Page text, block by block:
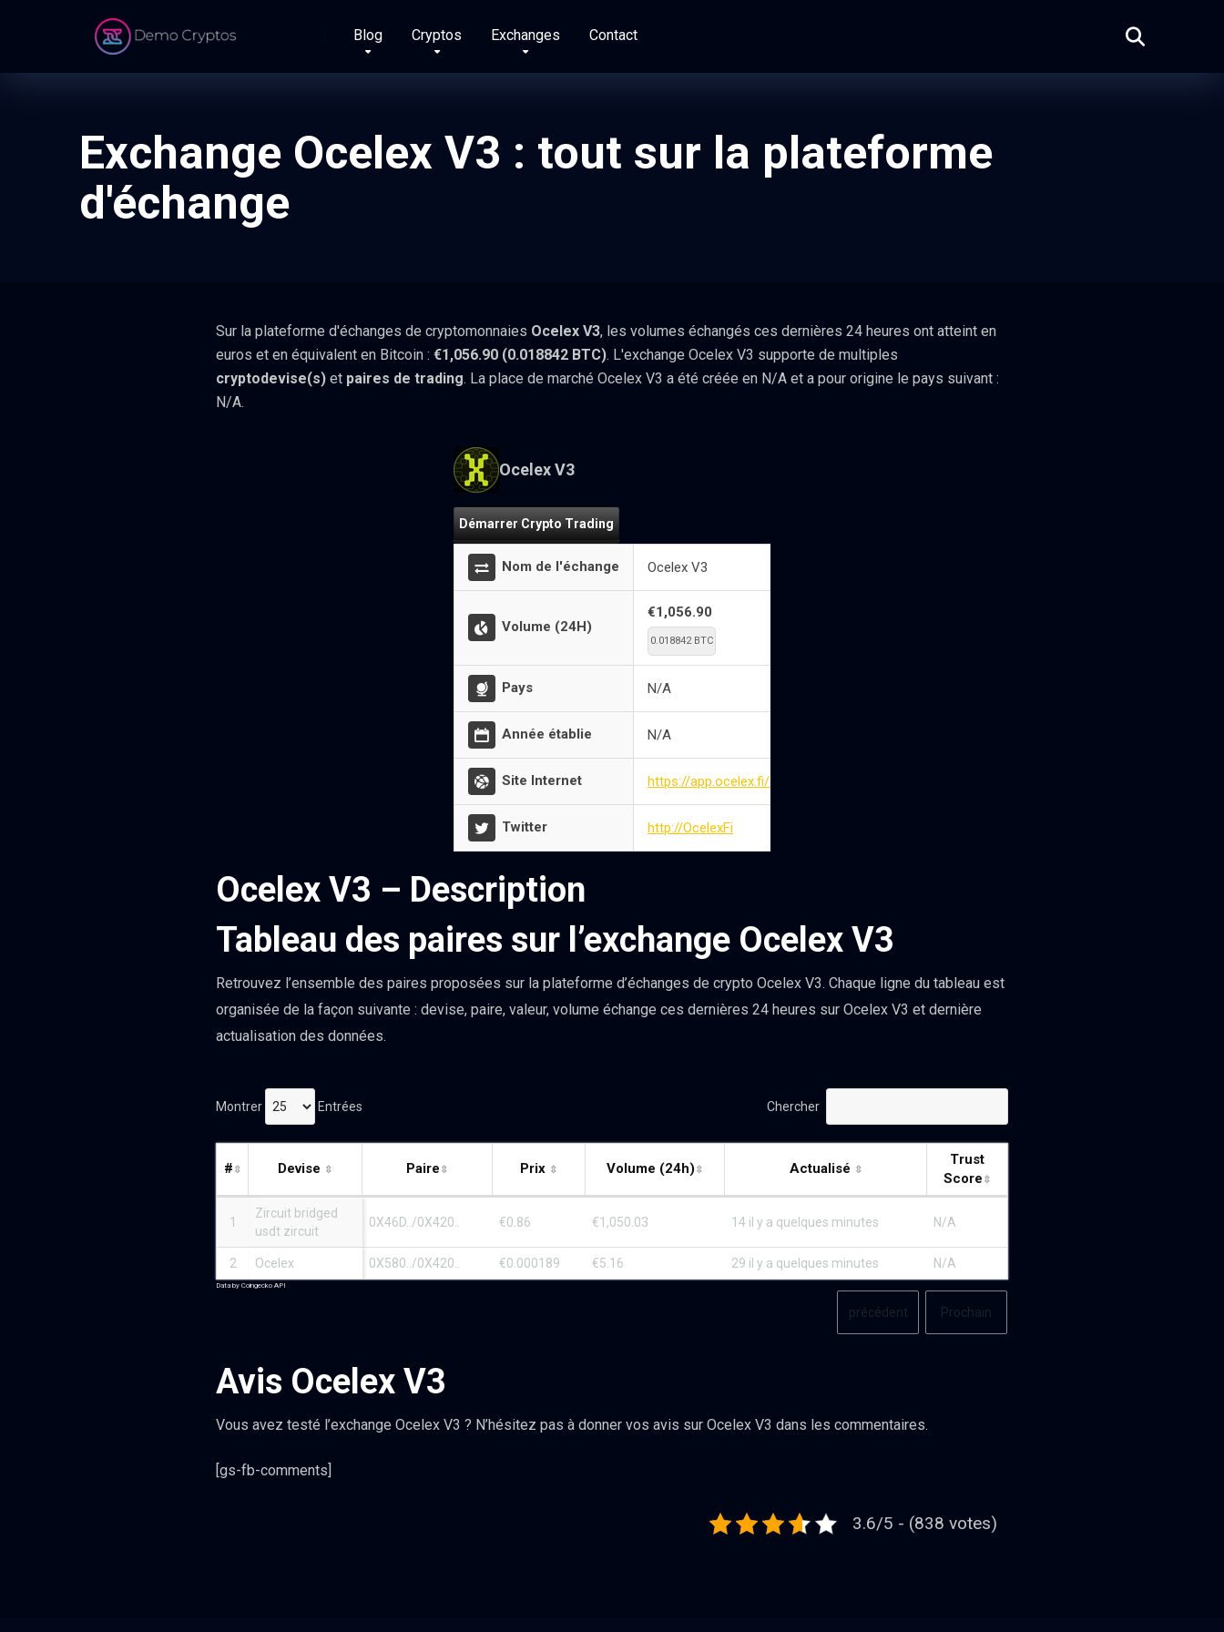
Blog Cryptos Exchanges Contact
Exchange Ocelex V3 : tout sur la plateforme
d'échange
Sur la plateforme d'échanges de cryptomonnaies Ocelex V3, les volumes échangés ces dernières 24 heures ont atteint en
euros et en équivalent en Bitcoin : €1,056.90 (0.018842 BTC). L'exchange Ocelex V3 supporte de multiples
cryptodevise(s) et paires de trading. La place de marché Ocelex V3 a été créée en N/A et a pour origine le pays suivant :
N/A.
Ocelex V3
Démarrer Crypto Trading
Nom de l'échange Ocelex V3
Volume (24H)
€1,056.90
0.018842 BTC
Pays N/A
Année établie N/A
Site Internet https://app.ocelex.fi/swap
Twitter http://OcelexFi
Ocelex V3 – Description
Tableau des paires sur l’exchange Ocelex V3
Retrouvez l’ensemble des paires proposées sur la plateforme d’échanges de crypto Ocelex V3. Chaque ligne du tableau est
organisée de la façon suivante : devise, paire, valeur, volume échange ces dernières 24 heures sur Ocelex V3 et dernière
actualisation des données.
Montrer Entrées Chercher
précédent Prochain
# Devise Paire Prix Volume (24h) Actualisé
Trust
Score
1
Zircuit bridged
usdt zircuit
0X46D../0X420.. €0.86 €1,050.03 14 il y a quelques minutes N/A
2 Ocelex 0X580../0X420.. €0.000189 €5.16 29 il y a quelques minutes N/A
Data by Coingecko API
Avis Ocelex V3
Vous avez testé l’exchange Ocelex V3 ? N’hésitez pas à donner vos avis sur Ocelex V3 dans les commentaires.
[gs-fb-comments]
3.6/5 - (838 votes)